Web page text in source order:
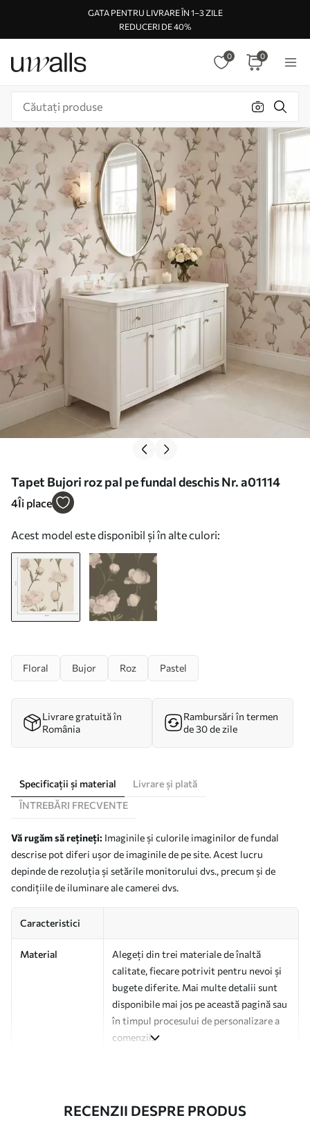
GATA PENTRU LIVRARE ÎN 1–3 ZILE
REDUCERI DE 40%
0 0
Tapet Bujori roz pal pe fundal deschis Nr. a01114
4Îi place
Acest model este disponibil și în alte culori:
Floral Bujor Roz Pastel
Livrare gratuită în
România
Rambursări în termen
de 30 de zile
Specificații și material
Livrare și plată
ÎNTREBĂRI FRECVENTE
Vă rugăm să rețineți: Imaginile și culorile imaginilor de fundal
descrise pot diferi ușor de imaginile de pe site. Acest lucru
depinde de rezoluția și setările monitorului dvs., precum și de
condițiile de iluminare ale camerei dvs.
Caracteristici
Material
Alegeți din trei materiale de înaltă
calitate, fiecare potrivit pentru nevoi și
bugete diferite. Mai multe detalii sunt
disponibile mai jos pe această pagină sau
în timpul procesului de personalizare a
comenzii.
articoluluiRECENZII DESPRE PRODUS